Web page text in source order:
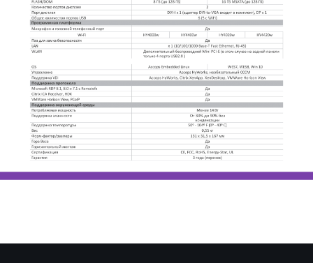
Каталоги
Импортозамещение
Разработка ПО
Инфраструктурные решения
Обслуживание и сервис инженерных систем
Разработка и внедрение информационных систем
Сервис и техническая поддержка ИТ-
инфраструктуры
AV оборудование
Отраслевые решения
ЦОДы, серверные системы, сети и хранилища
данных
Корпоративные ВКС